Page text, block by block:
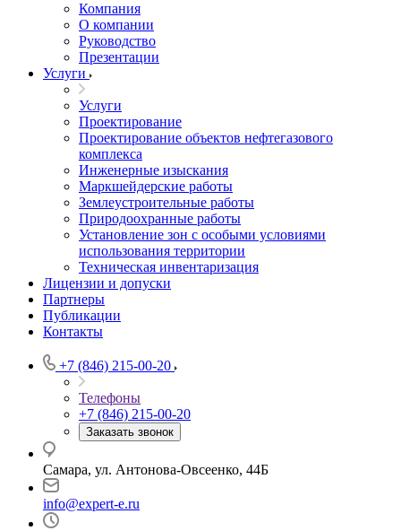
Компания
О компании
Руководство
Презентации
Услуги
Услуги
Проектирование
Проектирование объектов нефтегазового
комплекса
Инженерные изыскания
Маркшейдерские работы
Землеустроительные работы
Природоохранные работы
Установление зон с особыми условиями
использования территории
Техническая инвентаризация
Лицензии и допуски
Партнеры
Публикации
Контакты
+7 (846) 215-00-20
Телефоны
+7 (846) 215-00-20
Заказать звонок
Самара, ул. Антонова-Овсеенко, 44Б
info@expert-e.ru